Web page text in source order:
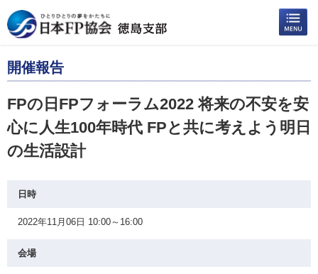
開催報告
FPの日FPフォーラム2022 将来の不安を安
心に人生100年時代 FPと共に考えよう明日
の生活設計
日時
2022年11月06日 10:00～16:00
会場